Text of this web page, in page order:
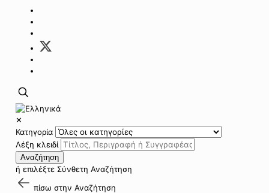
✕
Κατηγορία
Λέξη κλειδί
Αναζήτηση
ή επιλέξτε Σύνθετη Αναζήτηση
πίσω στην Αναζήτηση